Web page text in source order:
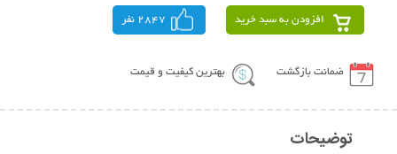
افزودن به سبد خرید 2847 نفر
ضمانت بازگشت بهترین کیفیت و قیمت
توضیحات